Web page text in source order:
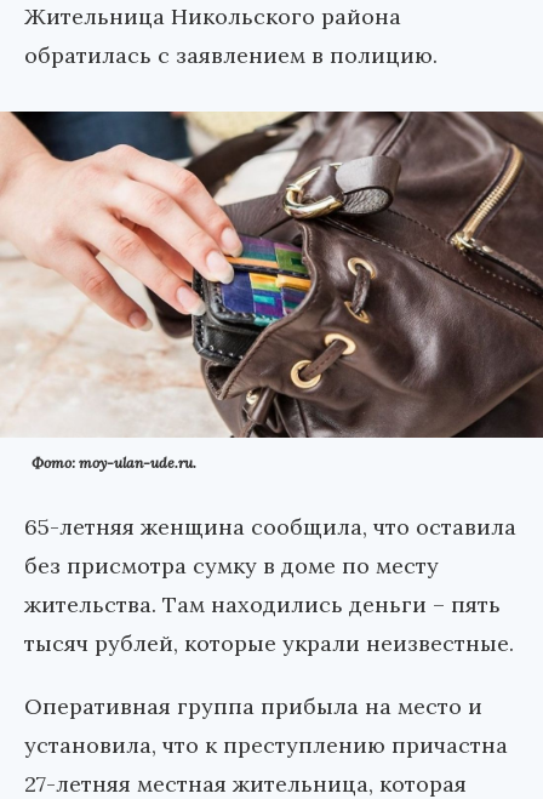
Жительница Никольского района
обратилась с заявлением в полицию.
Фото: moy-ulan-ude.ru.
65-летняя женщина сообщила, что оставила
без присмотра сумку в доме по месту
жительства. Там находились деньги – пять
тысяч рублей, которые украли неизвестные.
Оперативная группа прибыла на место и
установила, что к преступлению причастна
27-летняя местная жительница, которая